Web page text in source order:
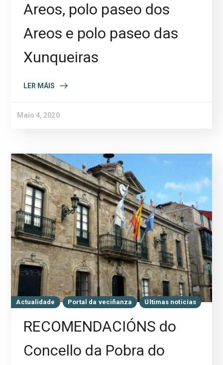
Areos, polo paseo dos
Areos e polo paseo das
Xunqueiras
LER MÁIS
Maio 4, 2020
Actualidade Portal da veciñanza Últimas noticias
RECOMENDACIÓNS do
Concello da Pobra do